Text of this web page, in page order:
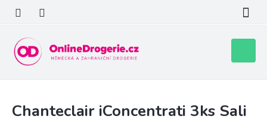
obsah
košík
Chanteclair iConcentrati 3ks Sali